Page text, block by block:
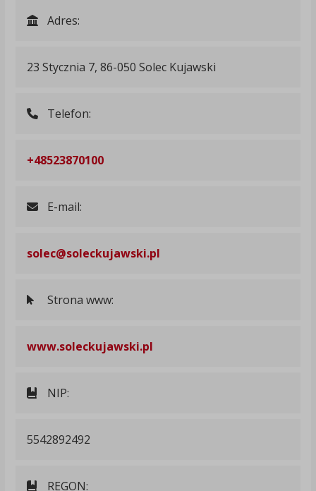
Adres:
23 Stycznia 7, 86-050 Solec Kujawski
Telefon:
+48523870100
E-mail:
solec@soleckujawski.pl
Strona www:
www.soleckujawski.pl
NIP:
5542892492
REGON: